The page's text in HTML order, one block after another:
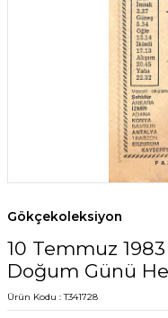
Gökçekoleksiyon
10 Temmuz
Doğum Günü
Ürün Kodu :T341728